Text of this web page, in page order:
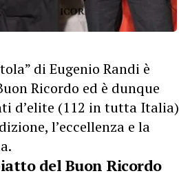
di Eugenio Randi è
Ricordo ed è dunque
d’elite (112 in tutta Italia)
l’eccellenza e la
del Buon Ricordo